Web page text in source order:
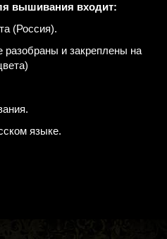
вышивания входит:
(Россия).
и закреплены на
языке.